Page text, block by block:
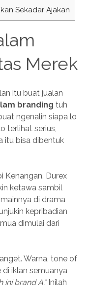
Sekadar Ajakan
Merek
itu buat jualan
branding tuh
ngenalin siapa lo
terlihat serius,
itu bisa dibentuk
Kenangan. Durex
ketawa sambil
di drama
kepribadian
dimulai dari
Warna, tone of
iklan semuanya
ini brand A.”Inilah